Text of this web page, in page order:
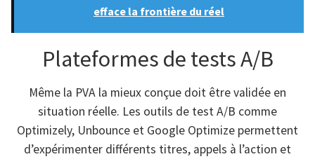
efface la frontière du réel
Plateformes de tests A/B
Même la PVA la mieux conçue doit être validée en
situation réelle. Les outils de test A/B comme
Optimizely, Unbounce et Google Optimize permettent
d’expérimenter différents titres, appels à l’action et